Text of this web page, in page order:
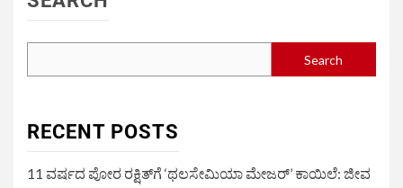
Search
RECENT POSTS
11 ವರ್ಷದ ಪೋರ ರಕ್ಷಿತ್‌ಗೆ ‘ಥಲಸೇಮಿಯಾ ಮೇಜರ್’ ಕಾಯಿಲೆ: ಜೀವ